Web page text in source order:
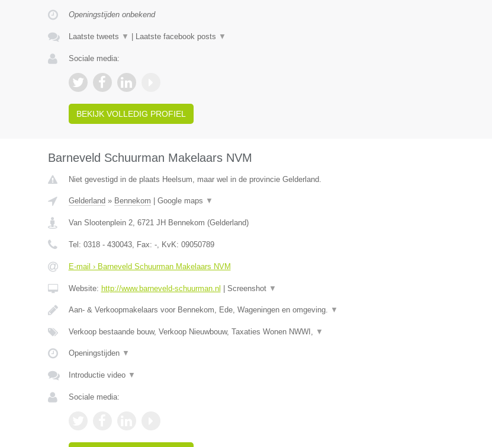
Openingstijden onbekend
Laatste tweets ▼ Laatste facebook posts ▼
Sociale media:
BEKIJK VOLLEDIG PROFIEL
Barneveld Schuurman Makelaars NVM
Niet gevestigd in de plaats Heelsum, maar wel in de provincie Gelderland.
Gelderland » Bennekom Google maps ▼
Van Slootenplein 2, 6721 JH Bennekom (Gelderland)
Tel: 0318 - 430043, Fax: -, KvK: 09050789
E-mail › Barneveld Schuurman Makelaars NVM
Website: http://www.barneveld-schuurman.nl Screenshot ▼
Aan- & Verkoopmakelaars voor Bennekom, Ede, Wageningen en omgeving. ▼
Verkoop bestaande bouw, Verkoop Nieuwbouw, Taxaties Wonen NWWI, ▼
Openingstijden ▼
Introductie video ▼
Sociale media: